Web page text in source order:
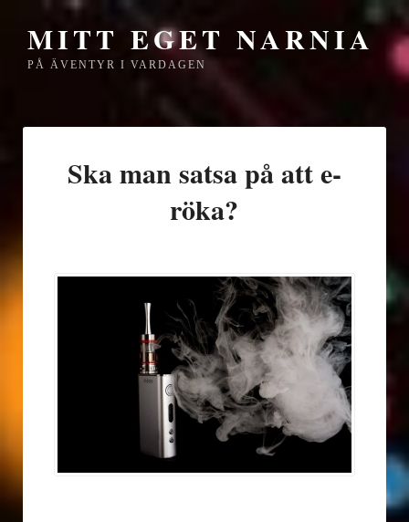
MITT EGET NARNIA
PÅ ÄVENTYR I VARDAGEN
Ska man satsa på att e-
röka?